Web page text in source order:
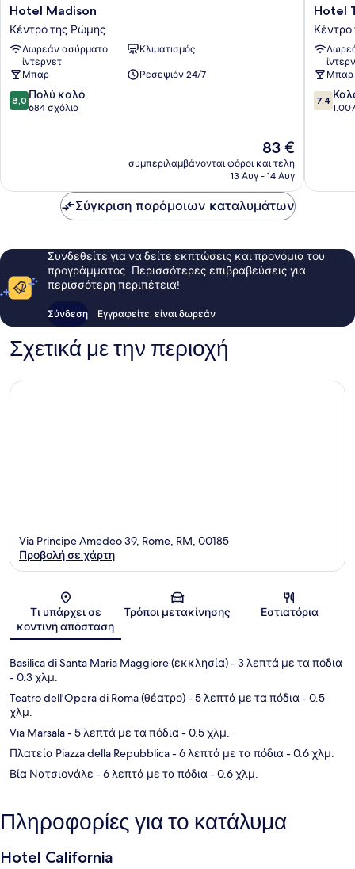
Hotel
Madison
Κέντρο
της
Ρώμης
Hotel Madison
Κέντρο της Ρώμης
Δωρεάν ασύρματο
ίντερνετ
Κλιματισμός
Μπαρ
Ρεσεψιόν 24/7
8.0
στα
8,0 Πολύ καλό
684 σχόλια
Η
τιμή
είναι
83 €
συμπεριλαμβάνονται φόροι και τέλη
13 Αυγ - 14 Αυγ
Hotel
Touring
Κέντρο
της
Ρώμης
Hotel
Μπαρ
7.4
στα
7,4
Σύγκριση παρόμοιων καταλυμάτων
Συνδεθείτε για να δείτε εκπτώσεις και προνόμια του
προγράμματος. Περισσότερες επιβραβεύσεις για
περισσότερη περιπέτεια!
Σύνδεση Εγγραφείτε, είναι δωρεάν
Σχετικά με την περιοχή
Χάρτης
Via Principe Amedeo 39, Rome, RM, 00185
Προβολή σε χάρτη
Τι υπάρχει σε
κοντινή απόσταση
Τρόποι μετακίνησης Εστιατόρια
Basilica di Santa Maria Maggiore (εκκλησία)- 3 λεπτά με τα πόδια
- 0.3 χλμ.
Teatro dell'Opera di Roma (θέατρο)- 5 λεπτά με τα πόδια- 0.5
χλμ.
Via Marsala- 5 λεπτά με τα πόδια- 0.5 χλμ.
Πλατεία Piazza della Repubblica- 6 λεπτά με τα πόδια- 0.6 χλμ.
Βία Νατσιονάλε - 6 λεπτά με τα πόδια- 0.6 χλμ.
Πληροφορίες για το κατάλυμα
Hotel California